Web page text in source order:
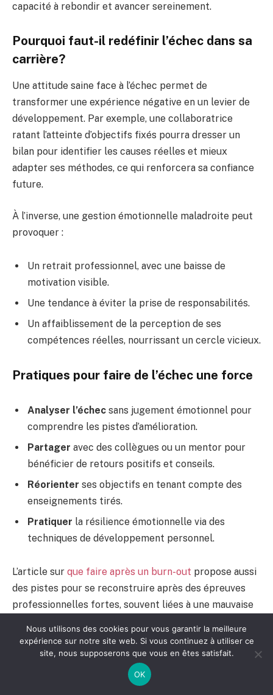
capacité à rebondir et avancer sereinement.
Pourquoi faut-il redéfinir l’échec dans sa
carrière?
Une attitude saine face à l’échec permet de
transformer une expérience négative en un levier de
développement. Par exemple, une collaboratrice
ratant l’atteinte d’objectifs fixés pourra dresser un
bilan pour identifier les causes réelles et mieux
adapter ses méthodes, ce qui renforcera sa confiance
future.
À l’inverse, une gestion émotionnelle maladroite peut
provoquer :
Un retrait professionnel, avec une baisse de
motivation visible.
Une tendance à éviter la prise de responsabilités.
Un affaiblissement de la perception de ses
compétences réelles, nourrissant un cercle vicieux.
Pratiques pour faire de l’échec une force
Analyser l’échec sans jugement émotionnel pour
comprendre les pistes d’amélioration.
Partager avec des collègues ou un mentor pour
bénéficier de retours positifs et conseils.
Réorienter ses objectifs en tenant compte des
enseignements tirés.
Pratiquer la résilience émotionnelle via des
techniques de développement personnel.
L’article sur que faire après un burn-out propose aussi
des pistes pour se reconstruire après des épreuves
professionnelles fortes, souvent liées à une mauvaise
Conséquence
Nous utilisons des cookies pour vous garantir la meilleure
expérience sur notre site web. Si vous continuez à utiliser ce
site, nous supposerons que vous en êtes satisfait.
OK